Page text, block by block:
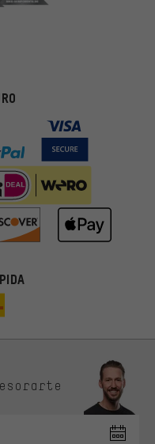
a identificar tus